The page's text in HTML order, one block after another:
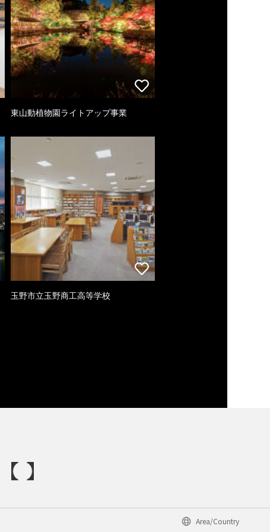
東山動植物園ライトアップ事業
玉野市立玉野商工高等学校
Area/Country